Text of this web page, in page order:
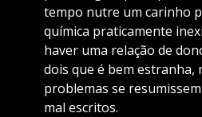
tempo nutre um carinho
química praticamente
haver uma relação de
dois que é bem estranha,
problemas se
mal escritos.